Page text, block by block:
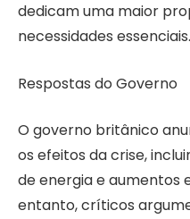
dedicam uma maior
necessidades essenciais.
Respostas do Governo
O governo britânico
os efeitos da crise,
de energia e aumentos
entanto, críticos